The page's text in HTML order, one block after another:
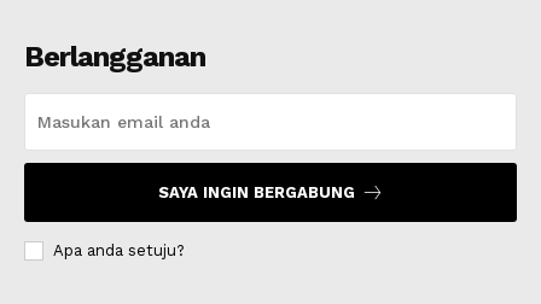
Berlangganan
SAYA INGIN BERGABUNG
Apa anda setuju?